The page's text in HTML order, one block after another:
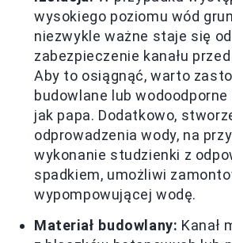
wysokiego poziomu wód
niezwykle ważne staje się
zabezpieczenie kanału
Aby to osiągnąć, warto
budowlane lub wodoodporne
jak papa. Dodatkowo,
odprowadzenia wody, na
wykonanie studzienki z
spadkiem, umożliwi
wypompowującej wodę.
Materiał budowlany: Kanał